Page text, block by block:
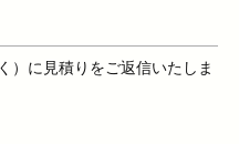
）に見積りをご返信いたしま